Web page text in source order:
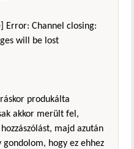
Error: Channel closing:
will be lost
produkálta
akkor merült fel,
majd azután
hogy ez ehhez